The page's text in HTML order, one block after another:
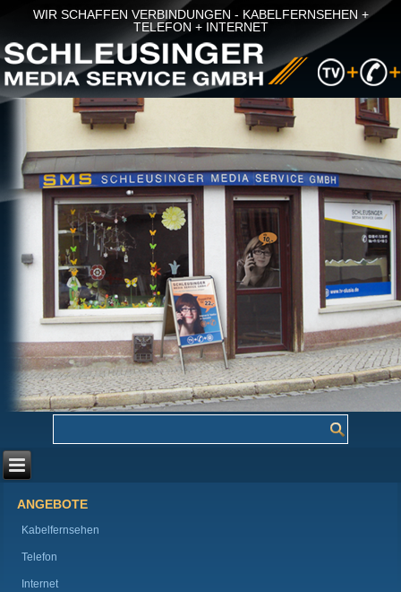
WIR SCHAFFEN VERBINDUNGEN - KABELFERNSEHEN +
TELEFON + INTERNET
ANGEBOTE
Kabelfernsehen
Telefon
Internet